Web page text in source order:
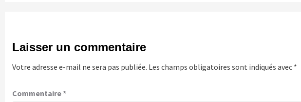
Laisser un commentaire
Votre adresse e-mail ne sera pas publiée. Les champs obligatoires sont indiqués avec *
Commentaire*